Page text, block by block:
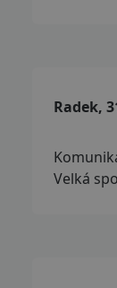
Radek,
Velká